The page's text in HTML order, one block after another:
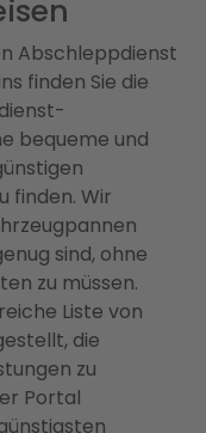
Abschleppdienst
finden Sie die
bequeme und
finden. Wir
sind, ohne
zu müssen.
Liste von
die
zu
Portal